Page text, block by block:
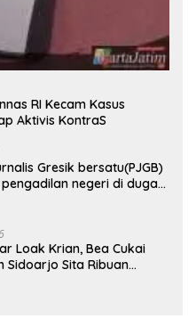
RI Kecam Kasus
Aktivis KontraS
Gresik bersatu(PJGB)
negeri di duga
Loak Krian, Bea Cukai
Sidoarjo Sita Ribuan